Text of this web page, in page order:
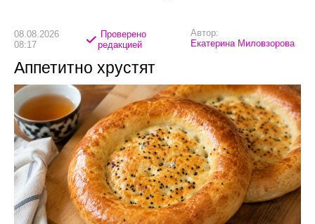
08.08.2026
08:17
Проверено
редакцией
Автор:
Екатерина Миловзорова
Аппетитно хрустят